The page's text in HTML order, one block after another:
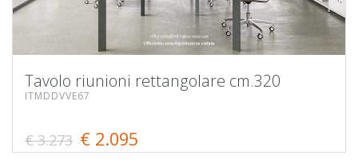
Tavolo riunioni rettangolare cm.320
ITMDDVVE67
€ 3.273 € 2.095